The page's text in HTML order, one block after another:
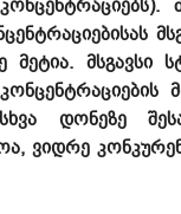
მსგავსი
დონეზე
ვიდრე